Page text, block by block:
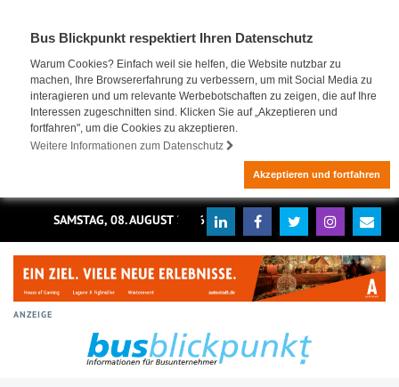
Bus Blickpunkt respektiert Ihren Datenschutz
Warum Cookies? Einfach weil sie helfen, die Website nutzbar zu
machen, Ihre Browsererfahrung zu verbessern, um mit Social Media zu
interagieren und um relevante Werbebotschaften zu zeigen, die auf Ihre
Interessen zugeschnitten sind. Klicken Sie auf „Akzeptieren und
fortfahren", um die Cookies zu akzeptieren.
Weitere Informationen zum Datenschutz
Akzeptieren und fortfahren
SAMSTAG, 08. AUGUST 2026
ANZEIGE